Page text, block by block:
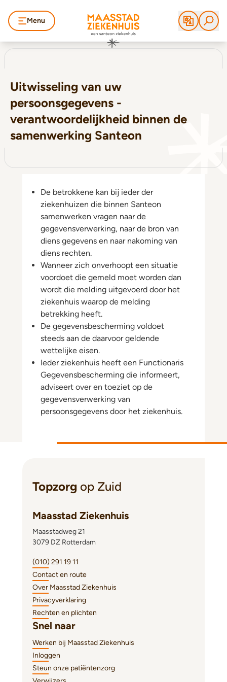
Menu
Uitwisseling van uw
persoonsgegevens -
verantwoordelijkheid binnen de
samenwerking Santeon
De betrokkene kan bij ieder der
ziekenhuizen die binnen Santeon
samenwerken vragen naar de
gegevensverwerking, naar de bron van
diens gegevens en naar nakoming van
diens rechten.
Wanneer zich onverhoopt een situatie
voordoet die gemeld moet worden dan
wordt die melding uitgevoerd door het
ziekenhuis waarop de melding
betrekking heeft.
De gegevensbescherming voldoet
steeds aan de daarvoor geldende
wettelijke eisen.
Ieder ziekenhuis heeft een Functionaris
Gegevensbescherming die informeert,
adviseert over en toeziet op de
gegevensverwerking van
persoonsgegevens door het ziekenhuis.
Topzorg op Zuid
Maasstad Ziekenhuis
Maasstadweg 21
3079 DZ Rotterdam
(010) 291 19 11
Contact en route
Over Maasstad Ziekenhuis
Privacyverklaring
Rechten en plichten
Snel naar
Werken bij Maasstad Ziekenhuis
Inloggen
Steun onze patiëntenzorg